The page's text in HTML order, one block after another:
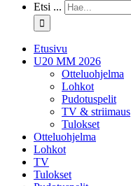
Etsi ...
Etusivu
U20 MM 2026
Otteluohjelma
Lohkot
Pudotuspelit
TV & striimaus
Tulokset
Otteluohjelma
Lohkot
TV
Tulokset